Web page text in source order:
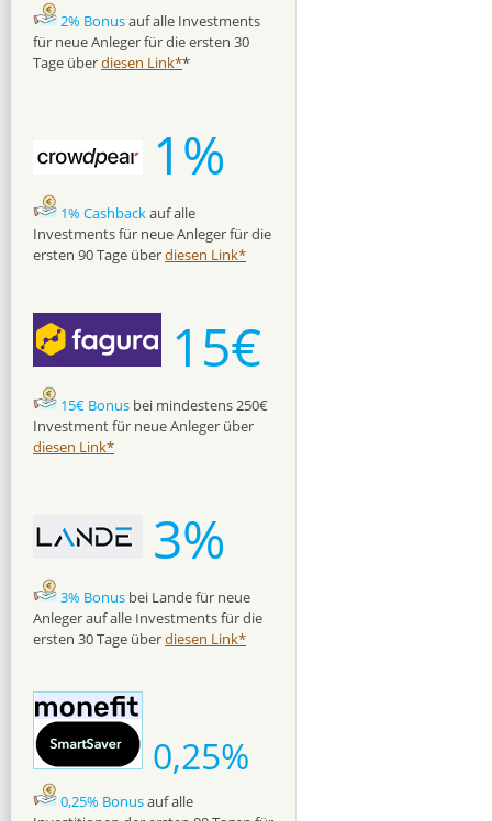
2% Bonusauf alle Investments
für neue Anleger für die ersten 30
Tage überdiesen Link**
1%
1% Cashbackauf alle
Investments für neue Anleger für die
ersten 90 Tage überdiesen Link*
15€
15€ Bonus bei mindestens 250€
Investment für neue Anleger über
diesen Link*
3%
3% Bonus bei Lande für neue
Anleger auf alle Investments für die
ersten 30 Tage überdiesen Link*
0,25%
0,25% Bonusauf alle